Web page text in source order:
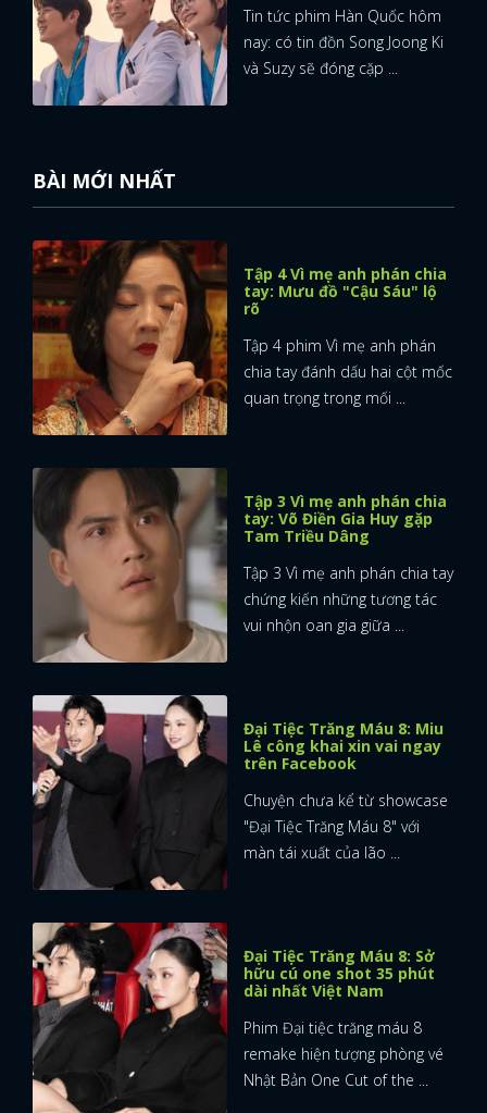
FACEBOOK GOOGLE
Tin tức phim Hàn Quốc hôm
nay: có tin đồn Song Joong Ki
và Suzy sẽ đóng cặp ...
BÀI MỚI NHẤT
Tập 4 Vì mẹ anh phán chia
tay: Mưu đồ "Cậu Sáu" lộ
rõ
Tập 4 phim Vì mẹ anh phán
chia tay đánh dấu hai cột mốc
quan trọng trong mối ...
Tập 3 Vì mẹ anh phán chia
tay: Võ Điền Gia Huy gặp
Tam Triều Dâng
Tập 3 Vì mẹ anh phán chia tay
chứng kiến những tương tác
vui nhộn oan gia giữa ...
Đại Tiệc Trăng Máu 8: Miu
Lê công khai xin vai ngay
trên Facebook
Chuyện chưa kể từ showcase
"Đại Tiệc Trăng Máu 8" với
màn tái xuất của lão ...
Đại Tiệc Trăng Máu 8: Sở
hữu cú one shot 35 phút
dài nhất Việt Nam
Phim Đại tiệc trăng máu 8
remake hiện tượng phòng vé
Nhật Bản One Cut of the ...